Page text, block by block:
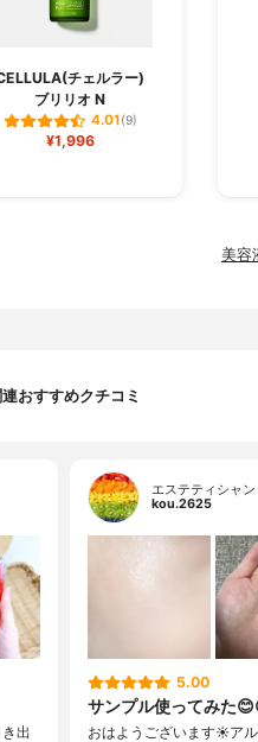
チェルラー)
ブリリオ N
4.01(9)
¥1,996
美容
連おすすめクチコミ
出
エステティシャン
kou.2625
5.00
サンプル使ってみた
おはようございます☀ア